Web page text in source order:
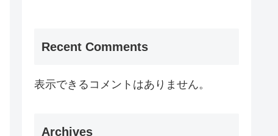
Recent Comments
表示できるコメントはありません。
Archives